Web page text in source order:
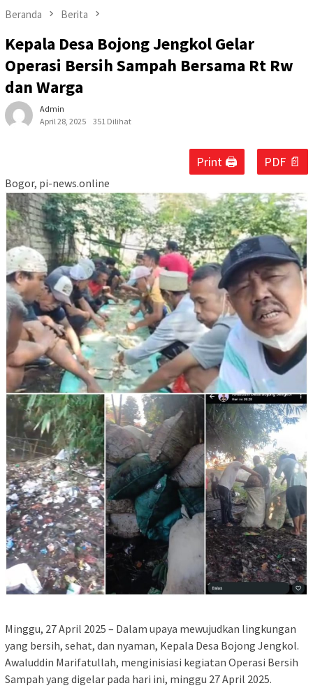
Beranda Berita
Kepala Desa Bojong Jengkol Gelar
Operasi Bersih Sampah Bersama Rt Rw
dan Warga
Admin
April 28, 2025
351 Dilihat
Print 🖨 PDF 📄
Bogor, pi-news.online
Minggu, 27 April 2025 – Dalam upaya mewujudkan lingkungan
yang bersih, sehat, dan nyaman, Kepala Desa Bojong Jengkol.
Awaluddin Marifatullah, menginisiasi kegiatan Operasi Bersih
Sampah yang digelar pada hari ini, minggu 27 April 2025.